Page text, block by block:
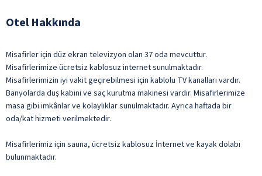
Otel Hakkında
Misafirler için düz ekran televizyon olan 37 oda mevcuttur.
Misafirlerimize ücretsiz kablosuz internet sunulmaktadır.
Misafirlerimizin iyi vakit geçirebilmesi için kablolu TV kanalları vardır.
Banyolarda duş kabini ve saç kurutma makinesi vardır. Misafirlerimize
masa gibi imkânlar ve kolaylıklar sunulmaktadır. Ayrıca haftada bir
oda/kat hizmeti verilmektedir.
Misafirlerimiz için sauna, ücretsiz kablosuz İnternet ve kayak dolabı
bulunmaktadır.